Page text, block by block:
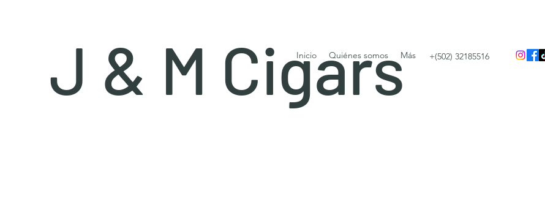
J & M Cigars
Inicio Quiénes somos Más +(502) 32185516